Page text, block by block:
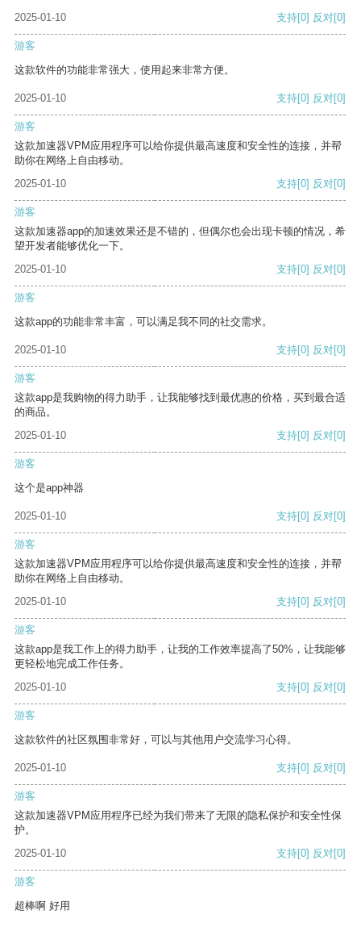
2025-01-10 支持[0] 反对[0]
游客
这款软件的功能非常强大，使用起来非常方便。
2025-01-10 支持[0] 反对[0]
游客
这款加速器VPM应用程序可以给你提供最高速度和安全性的连接，并帮
助你在网络上自由移动。
2025-01-10
支持[0] 反对[0]
游客
这款加速器app的加速效果还是不错的，但偶尔也会出现卡顿的情况，希
望开发者能够优化一下。
2025-01-10
支持[0] 反对[0]
游客
这款app的功能非常丰富，可以满足我不同的社交需求。
2025-01-10 支持[0] 反对[0]
游客
这款app是我购物的得力助手，让我能够找到最优惠的价格，买到最合适
的商品。
2025-01-10
支持[0] 反对[0]
游客
这个是app神器
2025-01-10 支持[0] 反对[0]
游客
这款加速器VPM应用程序可以给你提供最高速度和安全性的连接，并帮
助你在网络上自由移动。
2025-01-10
支持[0] 反对[0]
游客
这款app是我工作上的得力助手，让我的工作效率提高了50%，让我能够
更轻松地完成工作任务。
2025-01-10
支持[0] 反对[0]
游客
这款软件的社区氛围非常好，可以与其他用户交流学习心得。
2025-01-10 支持[0] 反对[0]
游客
这款加速器VPM应用程序已经为我们带来了无限的隐私保护和安全性保
护。
2025-01-10
支持[0] 反对[0]
游客
超棒啊 好用